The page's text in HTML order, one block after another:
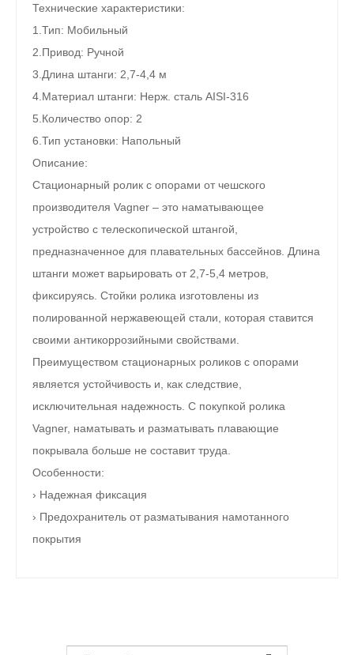
Технические характеристики:
1.Тип: Мобильный
2.Привод: Ручной
3.Длина штанги: 2,7-4,4 м
4.Материал штанги: Нерж. сталь AISI-316
5.Количество опор: 2
6.Тип установки: Напольный
Описание:
Стационарный ролик с опорами от чешского
производителя Vagner – это наматывающее
устройство с телескопической штангой,
предназначенное для плавательных бассейнов. Длина
штанги может варьировать от 2,7-5,4 метров,
фиксируясь. Стойки ролика изготовлены из
полированной нержавеющей стали, которая ставится
своими антикоррозийными свойствами.
Преимуществом стационарных роликов с опорами
является устойчивость и, как следствие,
исключительная надежность. С покупкой ролика
Vagner, наматывать и разматывать плавающие
покрывала больше не составит труда.
Особенности:
› Надежная фиксация
› Предохранитель от разматывания намотанного
покрытия